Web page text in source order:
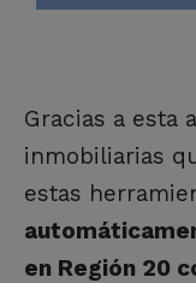
Gracias a esta
inmobiliarias
estas
en Región 20